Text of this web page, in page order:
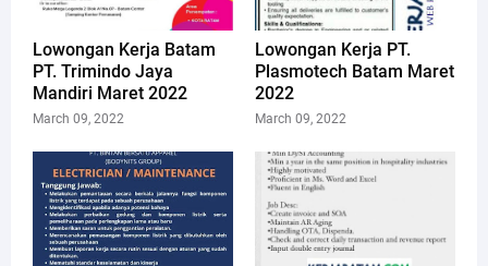
Lowongan Kerja Batam
PT. Trimindo Jaya
Mandiri Maret 2022
March 09, 2022
Lowongan Kerja PT.
Plasmotech Batam Maret
2022
March 09, 2022